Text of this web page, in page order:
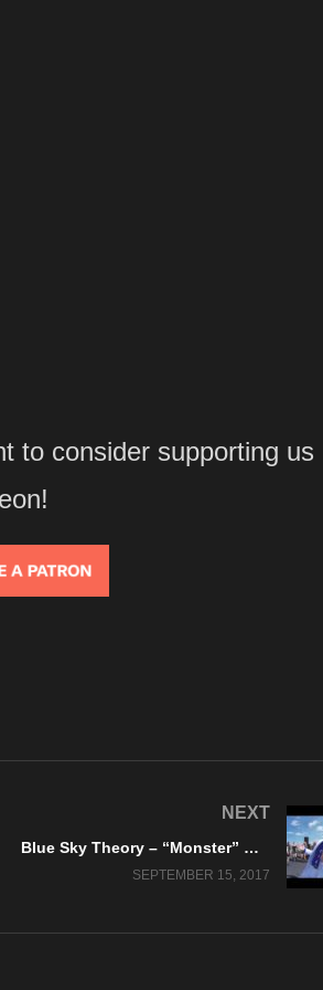
to consider supporting us
NEXT
Blue Sky Theory – “Monster” Official Music Video
SEPTEMBER 15, 2017